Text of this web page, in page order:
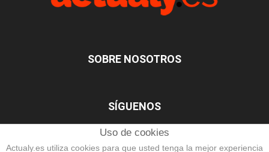
SOBRE NOSOTROS
SÍGUENOS
Uso de cookies
Actualy.es utiliza cookies para que usted tenga la mejor experiencia